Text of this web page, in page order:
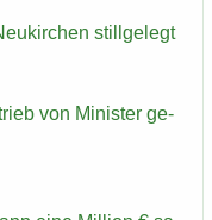
still­ge­legt
von Mi­nis­ter ge­